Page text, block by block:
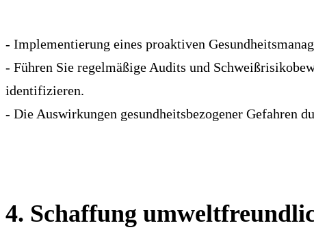
- Implementierung eines proaktiven
- Führen Sie regelmäßige Audits und
identifizieren.
- Die Auswirkungen gesundheitsbezogener Gefahren
4. Schaffung